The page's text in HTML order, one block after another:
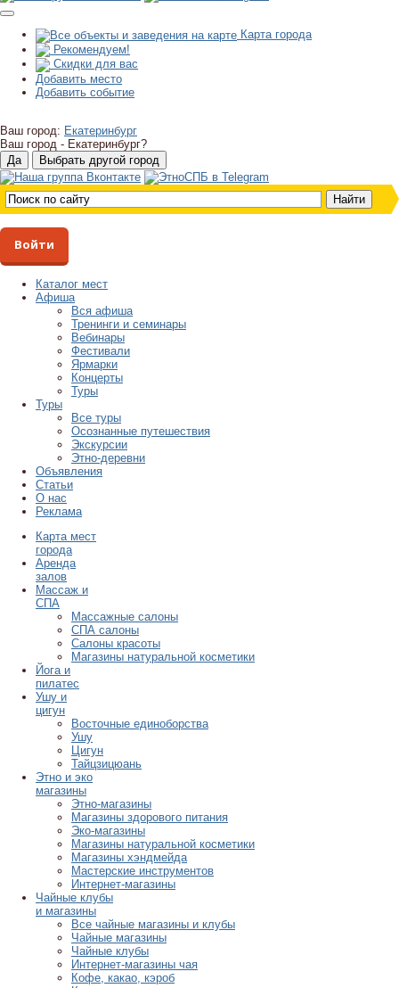
Карта города
Рекомендуем!
Скидки для вас
Добавить место
Добавить событие
Ваш город: Екатеринбург
Ваш город - Екатеринбург?
Войти
Каталог мест
Афиша
Вся афиша
Тренинги и семинары
Вебинары
Фестивали
Ярмарки
Концерты
Туры
Туры
Все туры
Осознанные путешествия
Экскурсии
Этно-деревни
Объявления
Статьи
О нас
Реклама
Карта мест
города
Аренда
залов
Массаж и
СПА
Массажные салоны
СПА салоны
Салоны красоты
Магазины натуральной косметики
Йога и
пилатес
Ушу и
цигун
Восточные единоборства
Ушу
Цигун
Тайцзицюань
Этно и эко
магазины
Этно-магазины
Магазины здорового питания
Эко-магазины
Магазины натуральной косметики
Магазины хэндмейда
Мастерские инструментов
Интернет-магазины
Чайные клубы
и магазины
Все чайные магазины и клубы
Чайные магазины
Чайные клубы
Интернет-магазины чая
Кофе, какао, кэроб